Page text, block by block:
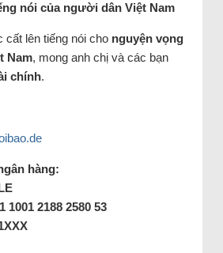
nói của người dân Việt Nam
cất lên tiếng nói cho nguyện vọng
Nam, mong anh chị và các bạn
chính.
hàng:
1001 2188 2580 53